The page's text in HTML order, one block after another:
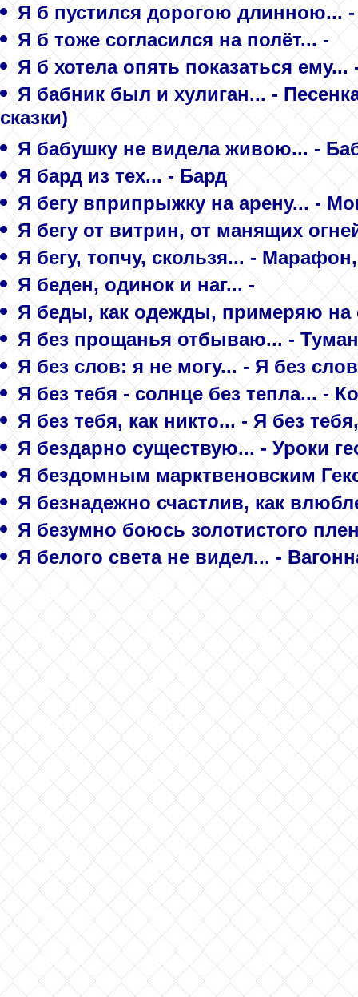
Я б пустился дорогою длинною...
Я б тоже согласился на полёт... -
Я б хотела опять показаться
Я бабник был и хулиган... -
сказки)
Я бабушку не видела живою... -
Я бард из тех... - Бард
Я бегу вприпрыжку на арену... -
Я бегу от витрин, от манящих
Я бегу, топчу, скользя... -
Я беден, одинок и наг... -
Я беды, как одежды, примеряю на
Я без прощанья отбываю... -
Я без слов: я не могу... - Я без слов
Я без тебя - солнце без тепла... -
Я без тебя, как никто... - Я без
Я бездарно существую... - Уроки
Я бездомным марктвеновским
Я безнадежно счастлив, как
Я безумно боюсь золотистого
Я белого света не видел... -